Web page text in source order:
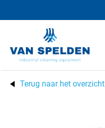
Terug naar het overzicht